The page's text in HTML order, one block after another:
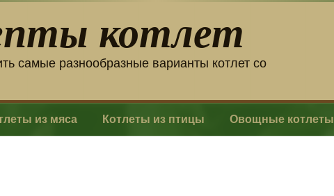
котлет
самые разнообразные варианты котлет со
из мяса Котлеты из птицы Овощные котлеты